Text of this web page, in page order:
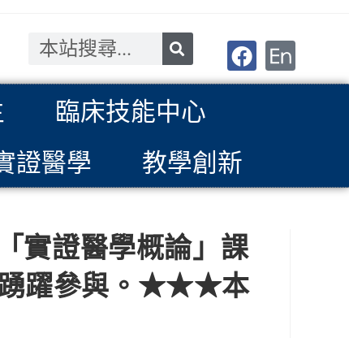
臨床技能中心
證醫學 教學創新
實證醫學概論」課
踴躍參與。★★★本